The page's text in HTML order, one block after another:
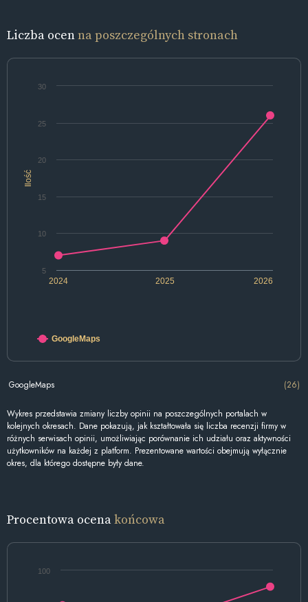
Liczba ocenna poszczególnych stronach
Ilość
2024 2025 2026
5
10
15
20
25
30
GoogleMaps
GoogleMaps (26)
Wykres przedstawia zmiany liczby opinii na poszczególnych portalach w
kolejnych okresach. Dane pokazują, jak kształtowała się liczba recenzji firmy w
różnych serwisach opinii, umożliwiając porównanie ich udziału oraz aktywności
użytkowników na każdej z platform. Prezentowane wartości obejmują wyłącznie
okres, dla którego dostępne były dane.
Procentowa ocenakońcowa
100